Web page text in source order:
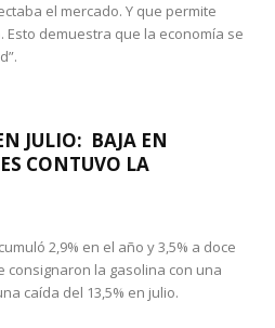
el mercado. Y que permite
Esto demuestra que la economía se
JULIO: BAJA EN
CONTUVO LA
2,9% en el año y 3,5% a doce
consignaron la gasolina con una
caída del 13,5% en julio.